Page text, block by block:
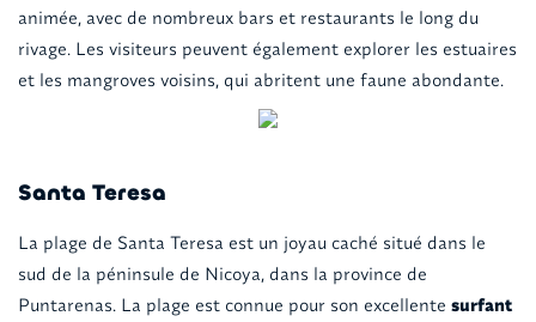
animée, avec de nombreux bars et restaurants le long du
rivage. Les visiteurs peuvent également explorer les estuaires
et les mangroves voisins, qui abritent une faune abondante.
Santa Teresa
La plage de Santa Teresa est un joyau caché situé dans le
sud de la péninsule de Nicoya, dans la province de
Puntarenas. La plage est connue pour son excellente surfant